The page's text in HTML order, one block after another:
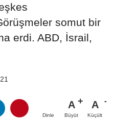
somut bir
erdi. ABD, İsrail,
Dinle
A
Büyüt
A
Küçült